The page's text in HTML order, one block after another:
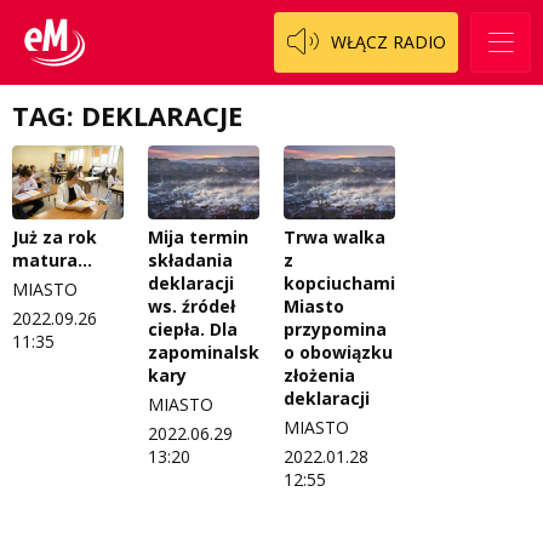
WŁĄCZ RADIO
Staszowski
Włoszczowski
Cały ten sport
Dzieciaki Cudaki
Fascynująca nauka
Historia na fali
Modna kultura
Pacjent, którego nie zapomnę
Piąta strona świata
Prawdę mówiąc
Koncert życzeń
Kontakt
O nas
Regulamin programu Patron
Logo do pobrania
Regulamin konkursów
Regulamin przesyłania materiałów
Regulamin sklepu internetowego
TAG: DEKLARACJE
Już za rok
matura...
MIASTO
2022.09.26
11:35
Mija termin
składania
deklaracji
ws. źródeł
ciepła. Dla
zapominalskich
kary
MIASTO
2022.06.29
13:20
Trwa walka
z
kopciuchami.
Miasto
przypomina
o obowiązku
złożenia
deklaracji
MIASTO
2022.01.28
12:55